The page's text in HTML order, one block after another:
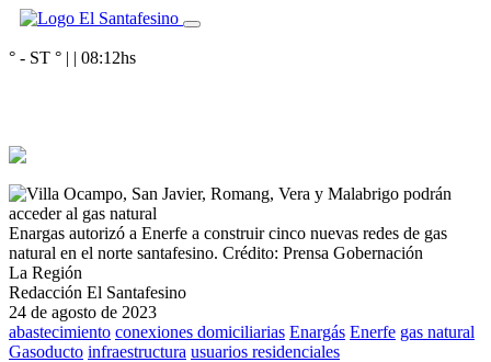
° - ST ° | | 08:12hs
Enargas autorizó a Enerfe a construir cinco nuevas redes de gas
natural en el norte santafesino. Crédito: Prensa Gobernación
La Región
Redacción El Santafesino
24 de agosto de 2023
abastecimiento conexiones domiciliarias Enargás Enerfe gas natural
Gasoducto infraestructura usuarios residenciales